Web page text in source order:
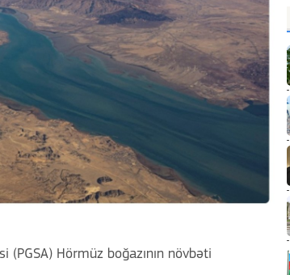
(PGSA) Hörmüz boğazının növbəti